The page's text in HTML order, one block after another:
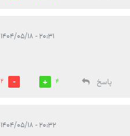
۲۰:۳۱ - ۱۴۰۴/۰۵/۱۸
پاسخ
4
2
۲۰:۳۲ - ۱۴۰۴/۰۵/۱۸